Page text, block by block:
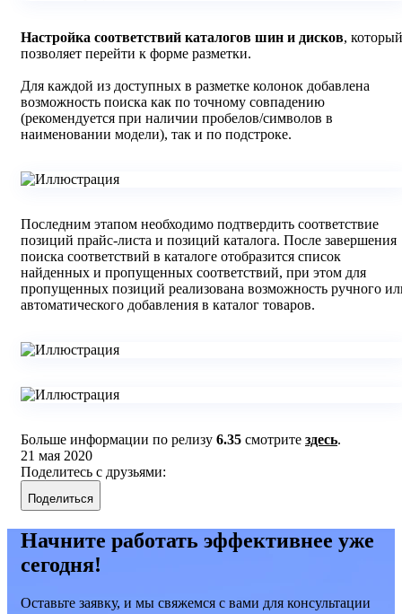
Настройка соответствий каталогов шин и дисков, который
позволяет перейти к форме разметки.
Для каждой из доступных в разметке колонок добавлена
возможность поиска как по точному совпадению
(рекомендуется при наличии пробелов/символов в
наименовании модели), так и по подстроке.
Последним этапом необходимо подтвердить соответствие
позиций прайс-листа и позиций каталога. После завершения
поиска соответствий в каталоге отобразится список
найденных и пропущенных соответствий, при этом для
пропущенных позиций реализована возможность ручного
автоматического добавления в каталог товаров.
Больше информации по релизу 6.35 смотрите здесь.
21 мая 2020
Поделитесь с друзьями:
Поделиться
Начните работать эффективнее уже
сегодня!
Оставьте заявку, и мы свяжемся с вами для консультации